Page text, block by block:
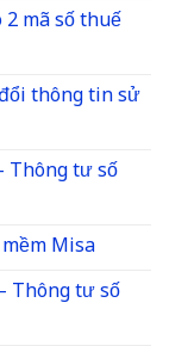
mã số thuế
thông tin sử
Thông tư số
Misa
Thông tư số